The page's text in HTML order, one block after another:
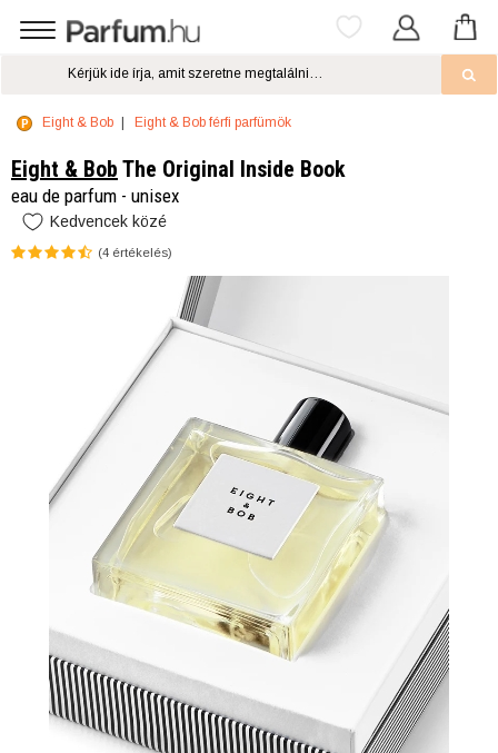
Eight & Bob Eight & Bob férfi parfümök
Eight & Bob The Original Inside Book
eau de parfum - unisex
Kedvencek közé
(4 értékelés)